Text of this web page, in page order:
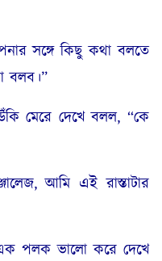
সঙ্গে কিছু কথা বলতে
বলব।”
মেরে দেখে বলল, “কে
আমি এই রাস্তাটার
পলক ভালো করে দেখে